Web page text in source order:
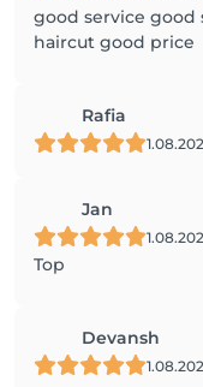
good service good
haircut good price
Rafia
Jan
Top
Devansh